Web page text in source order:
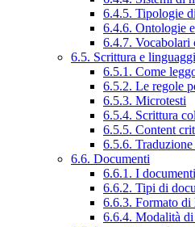
6.4.5. Tipologie
6.4.6. Ontologie
6.4.7. Vocabolari
6.5. Scrittura e
6.5.1. Come
6.5.2. Le regole
6.5.3. Microtesti
6.5.4. Scrittura
6.5.5. Content
6.5.6.
6.6. Documenti
6.6.1. I
6.6.2. Tipi di
6.6.3. Formato di
6.6.4. Modalità